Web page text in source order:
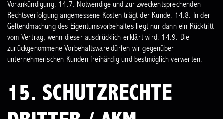
Vorankündigung. 14.7. Notwendige und zur zweckentsprechenden
Rechtsverfolgung angemessene Kosten trägt der Kunde. 14.8. In der
Geltendmachung des Eigentumsvorbehaltes liegt nur dann ein Rücktritt
vom Vertrag, wenn dieser ausdrücklich erklärt wird. 14.9. Die
zurückgenommene Vorbehaltsware dürfen wir gegenüber
unternehmerischen Kunden freihändig und bestmöglich verwerten.
15. SCHUTZRECHTE